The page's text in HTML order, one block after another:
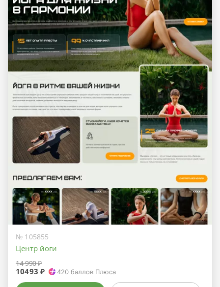
№ 105855
Центр йоги
14 990 ₽
10493 ₽ 420 баллов Плюса